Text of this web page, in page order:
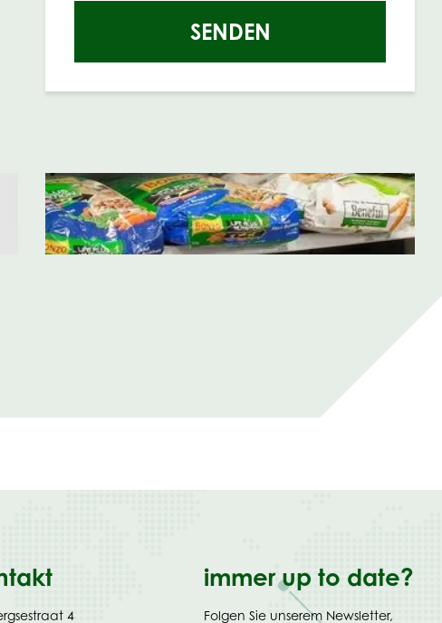
SENDEN
4
immer up to date?
Folgen Sie unserem Newsletter,